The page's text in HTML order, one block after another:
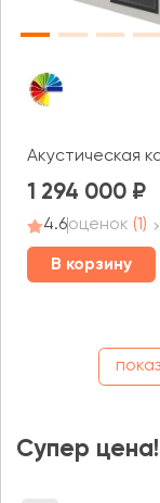
Акустическая
1 294 000
4.6оценок (1)
В корзину
Супер цена!